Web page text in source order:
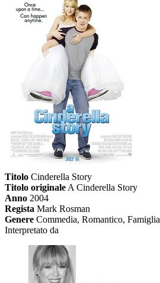
Titolo Cinderella Story
Titolo originale A Cinderella Story
Anno 2004
Regista Mark Rosman
Genere Commedia, Romantico, Famiglia
Interpretato da